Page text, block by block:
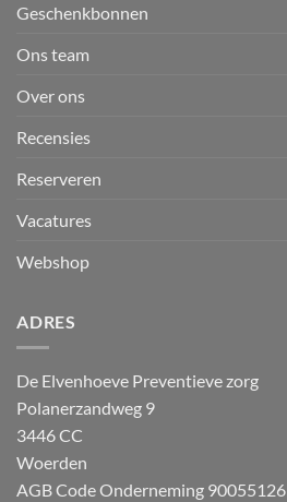
Geschenkbonnen
Ons team
Over ons
Recensies
Reserveren
Vacatures
Webshop
ADRES
De Elvenhoeve Preventieve zorg
Polanerzandweg 9
3446 CC
Woerden
AGB Code Onderneming 90055126